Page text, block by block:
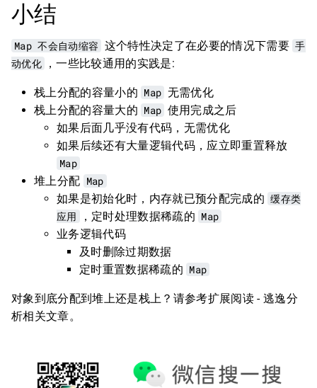
小结
Map 不会自动缩容 这个特性决定了在必要的情况下需要 手
动优化 ，一些比较通用的实践是:
栈上分配的容量小的 Map 无需优化
栈上分配的容量大的 Map 使用完成之后
如果后面几乎没有代码，无需优化
如果后续还有大量逻辑代码，应立即重置释放
Map
堆上分配 Map
如果是初始化时，内存就已预分配完成的 缓存类
应用
，定时处理数据稀疏的 Map
业务逻辑代码
及时删除过期数据
定时重置数据稀疏的 Map
对象到底分配到堆上还是栈上？请参考扩展阅读 - 逃逸分
析相关文章。